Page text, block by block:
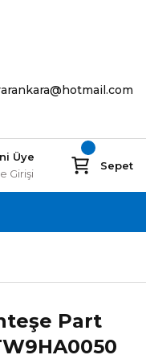
Üye
Girişi
Sepet
Part